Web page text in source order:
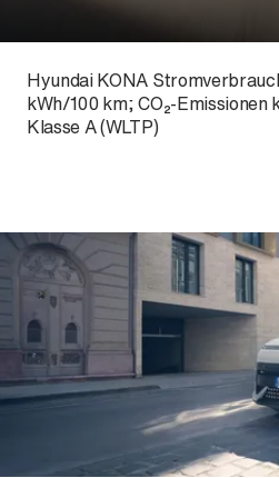
Der neue BMW X5.
Hyundai KONA
kWh/100 km; CO₂-Emissionen
Klasse A (WLTP)